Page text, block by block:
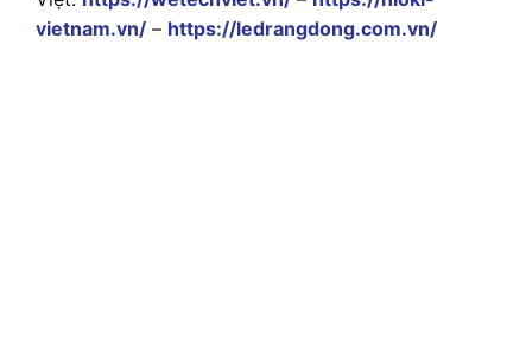
vietnam.vn/ – https://ledrangdong.com.vn/